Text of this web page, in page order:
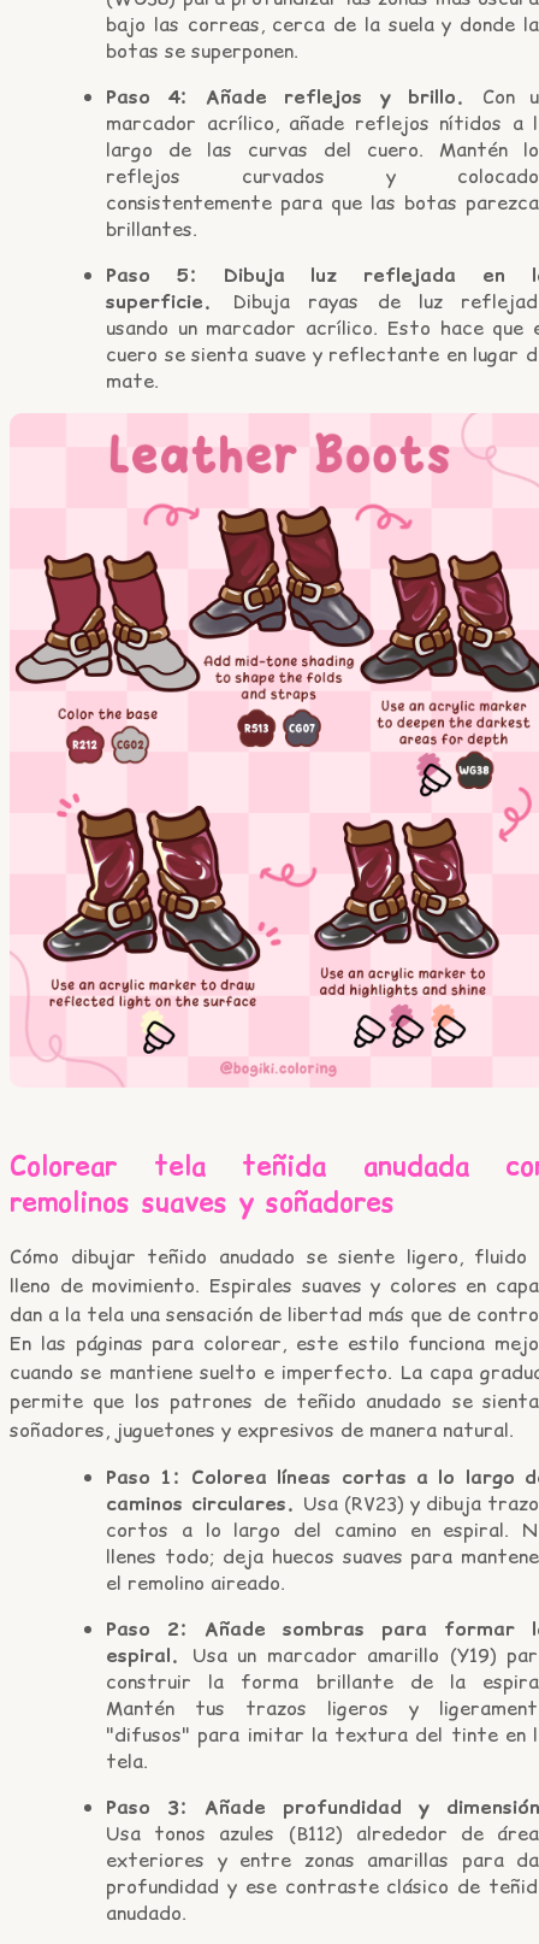
bajo las correas, cerca de la suela y donde
botas se superponen.
Paso 4: Añade reflejos y brillo. Con
marcador acrílico, añade reflejos nítidos a
largo de las curvas del cuero. Mantén
reflejos curvados y
consistentemente para que las botas
brillantes.
Paso 5: Dibuja luz reflejada en
superficie. Dibuja rayas de luz
usando un marcador acrílico. Esto hace que
cuero se sienta suave y reflectante en lugar
mate.
Colorear tela teñida anudada
remolinos suaves y soñadores
Cómo dibujar teñido anudado se siente ligero, fluido
lleno de movimiento. Espirales suaves y colores en
dan a la tela una sensación de libertad más que de
En las páginas para colorear, este estilo funciona
cuando se mantiene suelto e imperfecto. La capa
permite que los patrones de teñido anudado se
soñadores, juguetones y expresivos de manera natural.
Paso 1: Colorea líneas cortas a lo largo
caminos circulares. Usa (RV23) y dibuja
cortos a lo largo del camino en espiral.
llenes todo; deja huecos suaves para
el remolino aireado.
Paso 2: Añade sombras para formar
espiral. Usa un marcador amarillo (Y19)
construir la forma brillante de la
Mantén tus trazos ligeros y
"difusos" para imitar la textura del tinte en
tela.
Paso 3: Añade profundidad y
Usa tonos azules (B112) alrededor de
exteriores y entre zonas amarillas para
profundidad y ese contraste clásico de
anudado.